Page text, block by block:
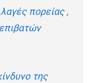
πορείας ,
της